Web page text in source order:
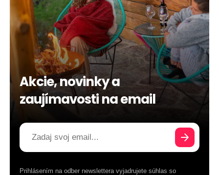
Akcie, novinky a
zaujímavosti na email
Prihlásením na odber newslettera vyjadrujete súhlas so